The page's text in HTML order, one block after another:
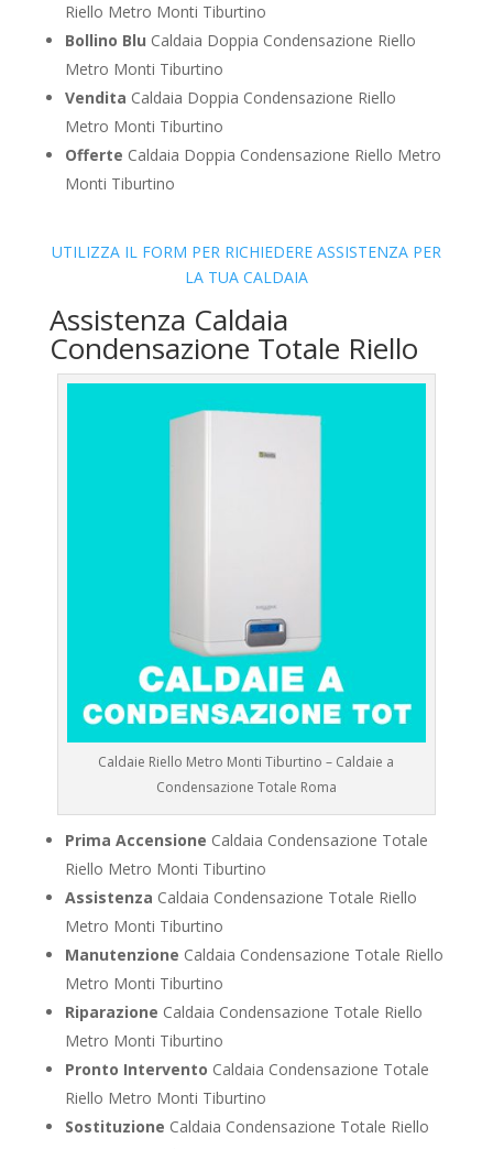
Riello Metro Monti Tiburtino
Bollino Blu Caldaia Doppia Condensazione Riello
Metro Monti Tiburtino
Vendita Caldaia Doppia Condensazione Riello
Metro Monti Tiburtino
Offerte Caldaia Doppia Condensazione Riello Metro
Monti Tiburtino
UTILIZZA IL FORM PER RICHIEDERE ASSISTENZA PER
LA TUA CALDAIA
Assistenza Caldaia
Condensazione Totale Riello
Caldaie Riello Metro Monti Tiburtino – Caldaie a
Condensazione Totale Roma
Prima Accensione Caldaia Condensazione Totale
Riello Metro Monti Tiburtino
Assistenza Caldaia Condensazione Totale Riello
Metro Monti Tiburtino
Manutenzione Caldaia Condensazione Totale Riello
Metro Monti Tiburtino
Riparazione Caldaia Condensazione Totale Riello
Metro Monti Tiburtino
Pronto Intervento Caldaia Condensazione Totale
Riello Metro Monti Tiburtino
Sostituzione Caldaia Condensazione Totale Riello